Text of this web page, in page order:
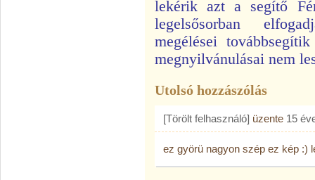
lekérik azt a segítő
legelsősorban
megélései
megnyilvánulásai nem
Utolsó hozzászólás
[Törölt felhasználó] üzente 15
ez györü nagyon szép ez kép :)